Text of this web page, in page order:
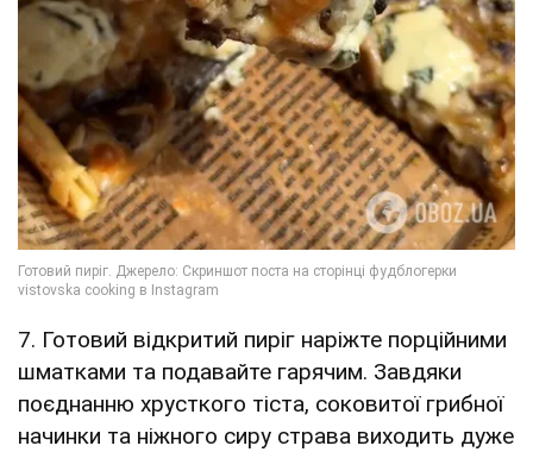
7. Готовий відкритий пиріг наріжте порційними
шматками та подавайте гарячим. Завдяки
поєднанню хрусткого тіста, соковитої грибної
начинки та ніжного сиру страва виходить дуже